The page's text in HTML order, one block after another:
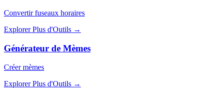
Convertir fuseaux horaires
Explorer Plus d'Outils →
Générateur de Mèmes
Créer mèmes
Explorer Plus d'Outils →